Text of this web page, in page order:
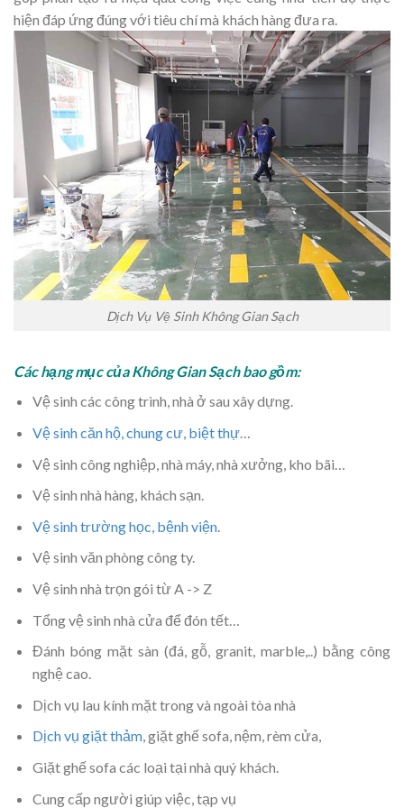
hiện đáp ứng đúng với tiêu chí mà khách hàng đưa ra.
Dịch Vụ Vệ Sinh Không Gian Sạch
Các hạng mục của Không Gian Sạch bao gồm:
Vệ sinh các công trình, nhà ở sau xây dựng.
Vệ sinh căn hộ, chung cư, biệt thự…
Vệ sinh công nghiệp, nhà máy, nhà xưởng, kho bãi…
Vệ sinh nhà hàng, khách sạn.
Vệ sinh trường học, bệnh viện.
Vệ sinh văn phòng công ty.
Vệ sinh nhà trọn gói từ A -> Z
Tổng vệ sinh nhà cửa để đón tết…
Đánh bóng mặt sàn (đá, gỗ, granit, marble,..) bằng công
nghệ cao.
Dịch vụ lau kính mặt trong và ngoài tòa nhà
Dịch vụ giặt thảm, giặt ghế sofa, nệm, rèm cửa,
Giặt ghế sofa các loại tại nhà quý khách.
Cung cấp người giúp việc, tạp vụ